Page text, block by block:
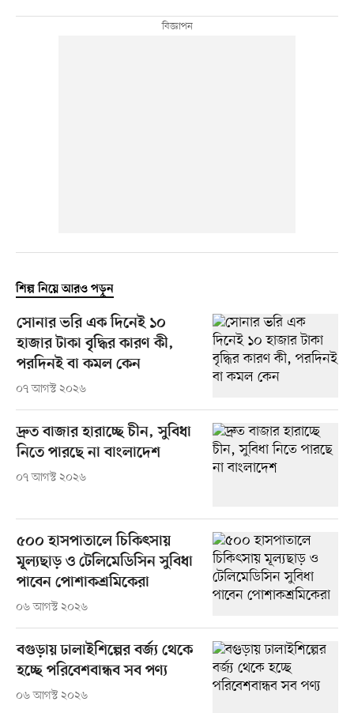
শিল্প নিয়ে আরও পড়ুন
সোনার ভরি এক দিনেই ১০
হাজার টাকা বৃদ্ধির কারণ কী,
পরদিনই বা কমল কেন
০৭ আগস্ট ২০২৬
দ্রুত বাজার হারাচ্ছে চীন, সুবিধা
নিতে পারছে না বাংলাদেশ
০৭ আগস্ট ২০২৬
৫০০ হাসপাতালে চিকিৎসায়
মূল্যছাড় ও টেলিমেডিসিন সুবিধা
পাবেন পোশাকশ্রমিকেরা
০৬ আগস্ট ২০২৬
বগুড়ায় ঢালাইশিল্পের বর্জ্য থেকে
হচ্ছে পরিবেশবান্ধব সব পণ্য
০৬ আগস্ট ২০২৬